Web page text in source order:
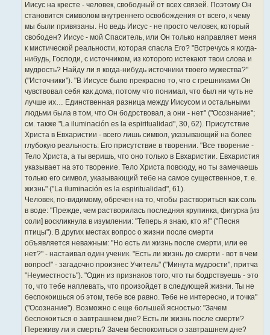
Иисус на кресте - человек, свободный от всех связей. Поэтому Он
становится символом внутреннего освобождения от всего, к чему
мы были привязаны. Но ведь Иисус - не просто человек, который
свободен? Иисус - мой Спаситель, или Он только направляет меня
к мистической реальности, которая спасла Его? "Встречусь я когда-
нибудь, Господи, с источником, из которого истекают твои слова и
мудрость? Найду ли я когда-нибудь источники твоего мужества?"
("Источники"). "В Иисусе было прекрасно то, что с грешниками Он
чувствовал себя как дома, потому что понимал, что был ни чуть не
лучше их… Единственная разница между Иисусом и остальными
людьми была в том, что Он бодрствовал, а они - нет" ("Осознание";
см. также "La iluminación es la espiritualidad", 30, 62). Присутствие
Христа в Евхаристии - всего лишь символ, указывающий на более
глубокую реальность: Его присутствие в творении. "Все творение -
Тело Христа, а ты веришь, что оно только в Евхаристии. Евхаристия
указывает на это творение. Тело Христа повсюду, но ты замечаешь
только его символ, указывающий тебе на самое существенное, т. е.
жизнь" ("La iluminación es la espiritualidad", 61).
Человек, по-видимому, обречен на то, чтобы раствориться как соль
в воде: "Прежде, чем растворилась последняя крупинка, фигурка [из
соли] воскликнула в изумлении: "Теперь я знаю, кто я!" ("Песня
птицы"). В других местах вопрос о жизни после смерти
объявляется неважным: "Но есть ли жизнь после смерти, или ее
нет?" - настаивал один ученик. "Есть ли жизнь до смерти - вот в чем
вопрос!" - загадочно произнес Учитель" ("Минута мудрости", притча
"Неуместность"). "Один из признаков того, что ты бодрствуешь - это
то, что тебе наплевать, что произойдет в следующей жизни. Ты не
беспокоишься об этом, тебе все равно. Тебе не интересно, и точка"
("Осознание"). Возможно с еще большей ясностью: "Зачем
беспокоиться о завтрашнем дне? Есть ли жизнь после смерти?
Переживу ли я смерть? Зачем беспокоиться о завтрашнем дне?